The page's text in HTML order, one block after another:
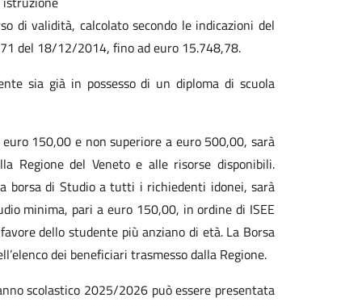
di validità, calcolato secondo le indicazioni del
del 18/12/2014, fino ad euro 15.748,78.
sia già in possesso di un diploma di scuola
150,00 e non superiore a euro 500,00, sarà
Regione del Veneto e alle risorse disponibili.
borsa di Studio a tutti i richiedenti idonei, sarà
minima, pari a euro 150,00, in ordine di ISEE
dello studente più anziano di età. La Borsa
dei beneficiari trasmesso dalla Regione.
scolastico 2025/2026 può essere presentata